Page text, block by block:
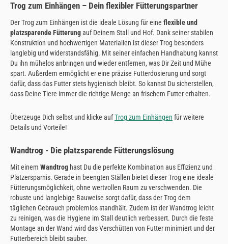
Trog zum Einhängen – Dein flexibler Fütterungspartner
Der Trog zum Einhängen ist die ideale Lösung für eine flexible und
platzsparende Fütterungauf Deinem Stall und Hof. Dank seiner stabilen
Konstruktion und hochwertigen Materialien ist dieser Trog besonders
langlebig und widerstandsfähig. Mit seiner einfachen Handhabung kannst
Du ihn mühelos anbringen und wieder entfernen, was Dir Zeit und Mühe
spart. Außerdem ermöglicht er eine präzise Futterdosierung und sorgt
dafür, dass das Futter stets hygienisch bleibt. So kannst Du sicherstellen,
dass Deine Tiere immer die richtige Menge an frischem Futter erhalten.
Überzeuge Dich selbst und klicke aufTrog zum Einhängen für weitere
Details und Vorteile!
Wandtrog - Die platzsparende Fütterungslösung
Mit einem Wandtrog hast Du die perfekte Kombination aus Effizienz und
Platzersparnis. Gerade in beengten Ställen bietet dieser Trog eine ideale
Fütterungsmöglichkeit, ohne wertvollen Raum zu verschwenden. Die
robuste und langlebige Bauweise sorgt dafür, dass der Trog dem
täglichen Gebrauch problemlos standhält. Zudem ist der Wandtrog leicht
zu reinigen, was die Hygiene im Stall deutlich verbessert. Durch die feste
Montage an der Wand wird das Verschütten von Futter minimiert und der
Futterbereich bleibt sauber.